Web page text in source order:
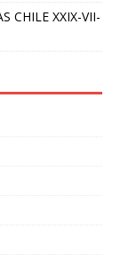
CHILE XXIX-VII-